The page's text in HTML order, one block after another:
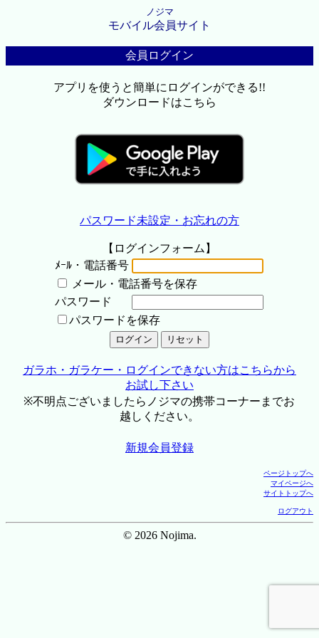
ノジマ
モバイル会員サイト
会員ログイン
アプリを使うと簡単にログインができる!!
ダウンロードはこちら
パスワード未設定・お忘れの方
【ログインフォーム】
ﾒｰﾙ・電話番号
メール・電話番号を保存
パスワード
パスワードを保存
ガラホ・ガラケー・ログインできない方はこちらから
お試し下さい
※不明点ございましたらノジマの携帯コーナーまでお
越しください。
新規会員登録
ページトップへ
マイページへ
サイトトップへ
ログアウト
© 2026 Nojima.